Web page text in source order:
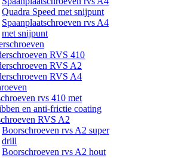
Quadra Speed met snijpunt
Spaanplaatschroeven rvs A4
met snijpunt
RVS 410
RVS A2
RVS A4
rvs 410 met
en anti-frictie coating
RVS A2
Boorschroeven rvs A2 super
drill
Boorschroeven rvs A2 hout